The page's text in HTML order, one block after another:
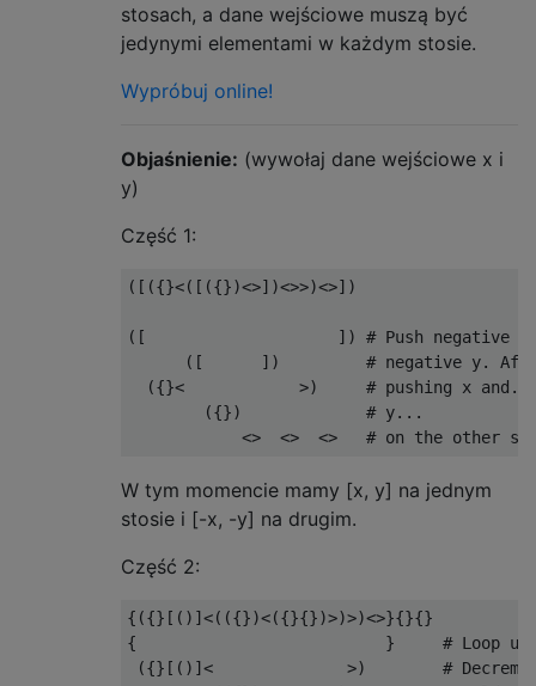
stosach, a dane wejściowe muszą być
jedynymi elementami w każdym stosie.
Wypróbuj online!
Objaśnienie: (wywołaj dane wejściowe x i
y)
Część 1:
([({}<([({})<>])<>>)<>])
([                    ]) # Push negative x
([      ])         # negative y.
({}<            >)     # pushing x
        ({})             # y...
W tym momencie mamy [x, y] na jednym
stosie i [-x, -y] na drugim.
Część 2:
{({}[()]<(({})<({}{})>)>)<>}{}{}
{                          }     # Loop
({}[()]<              >)        #